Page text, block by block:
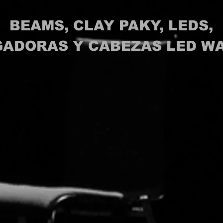
BEAMS, CLAY PAKY, LEDS,
Y CABEZAS LED